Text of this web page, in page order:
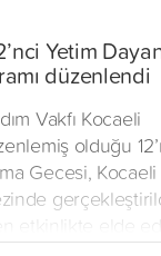
Yetim
düzenlendi
Vakfı Kocaeli
olduğu
Gecesi, Kocaeli
etkinlikte elde